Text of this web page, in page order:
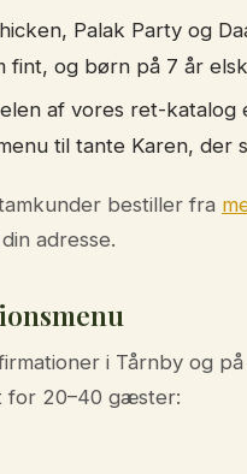
Palak Party og
og børn på 7 år
af vores ret-katalog
til tante Karen, der
bestiller fra
adresse.
i Tårnby og
for 20–40 gæster: